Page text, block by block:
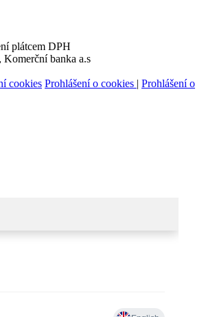
plátcem DPH
banka a.s
cookies Prohlášení o cookies | Prohlášení o